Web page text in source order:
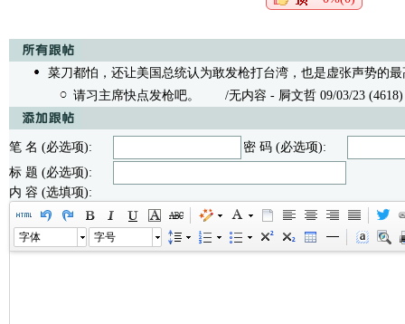
菜刀都怕，还让美国总统认为敢发枪打台湾，也是虚张声势的最
请习主席快点发枪吧。
/无内容 - 屙文哲 09/03/23 (4618)
笔 名 (必选项):
密 码 (必选项):
标 题 (必选项):
内 容 (选填项):
字体 字号